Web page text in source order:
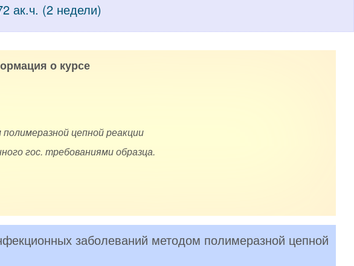
ак.ч. (2 недели)
о курсе
цепной реакции
гос. требованиями образца.
заболеваний методом полимеразной цепной